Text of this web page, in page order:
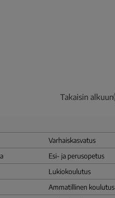
Takaisin alkuun
Varhais­kasvatus
Esi- ja perusopetus
Lukio­koulutus
Ammatillinen koulutus